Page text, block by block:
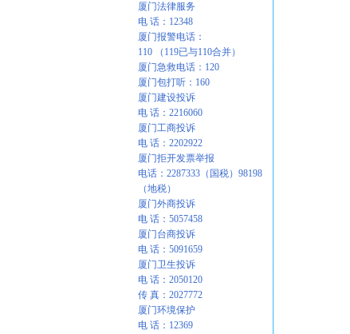
厦门法律服务
电 话：12348
厦门报警电话：
110 （119已与110合并）
厦门急救电话：120
厦门包打听：160
厦门建设投诉
电 话：2216060
厦门工商投诉
电 话：2202922
厦门拒开发票举报
电话：2287333（国税）98198
（地税）
厦门外商投诉
电 话：5057458
厦门台商投诉
电 话：5091659
厦门卫生投诉
电 话：2050120
传 真：2027772
厦门环境保护
电 话：12369